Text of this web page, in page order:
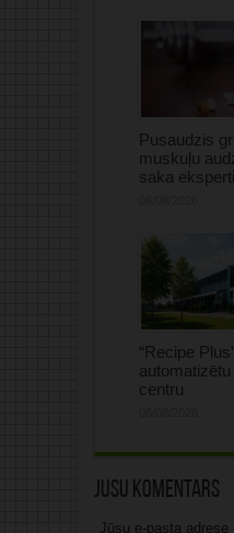
Pusaudzis
muskuļu
saka
“Recipe
centru
Jūsu komentārs
Jūsu e-pasta adrese